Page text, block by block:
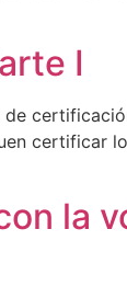
I
certificar
la